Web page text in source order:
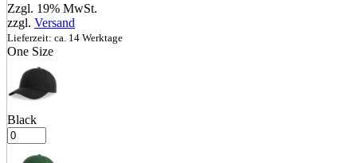
Zzgl. 19% MwSt.
zzgl. Versand
Lieferzeit: ca. 14 Werktage
One Size
Black